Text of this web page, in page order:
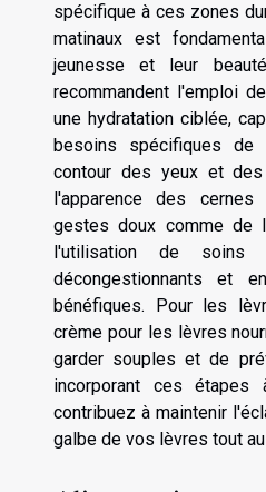
spécifique à ces zones
matinaux est
jeunesse et leur
recommandent l'emploi
une hydratation ciblée,
besoins spécifiques de
contour des yeux et
l'apparence des
gestes doux comme de
l'utilisation de soins
décongestionnants et
bénéfiques. Pour les
crème pour les lèvres
garder souples et de
incorporant ces étapes
contribuez à maintenir
galbe de vos lèvres tout